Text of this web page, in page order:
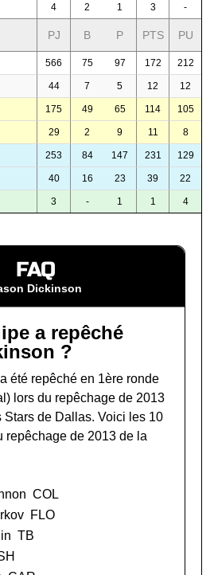
4 2 1 3 -
PJ B P PTS PU
566 75 97 172 212
44 7 5 12 12
175 49 65 114 105
29 2 9 11 8
253 84 147 231 129
40 16 23 39 22
3 - 1 1 4
FAQ
Dickinson
a repêché
?
été repêché en 1ère ronde
lors du repêchage de 2013
Stars de Dallas. Voici les 10
repêchage de 2013 de la
COL
FLO
TB